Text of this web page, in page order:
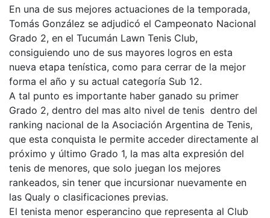
En una de sus mejores actuaciones de la temporada,
Tomás González se adjudicó el Campeonato Nacional
Grado 2, en el Tucumán Lawn Tenis Club,
consiguiendo uno de sus mayores logros en esta
nueva etapa tenística, como para cerrar de la mejor
forma el año y su actual categoría Sub 12.
A tal punto es importante haber ganado su primer
Grado 2, dentro del mas alto nivel de tenis dentro del
ranking nacional de la Asociación Argentina de Tenis,
que esta conquista le permite acceder directamente al
próximo y último Grado 1, la mas alta expresión del
tenis de menores, que solo juegan los mejores
rankeados, sin tener que incursionar nuevamente en
las Qualy o clasificaciones previas.
El tenista menor esperancino que representa al Club